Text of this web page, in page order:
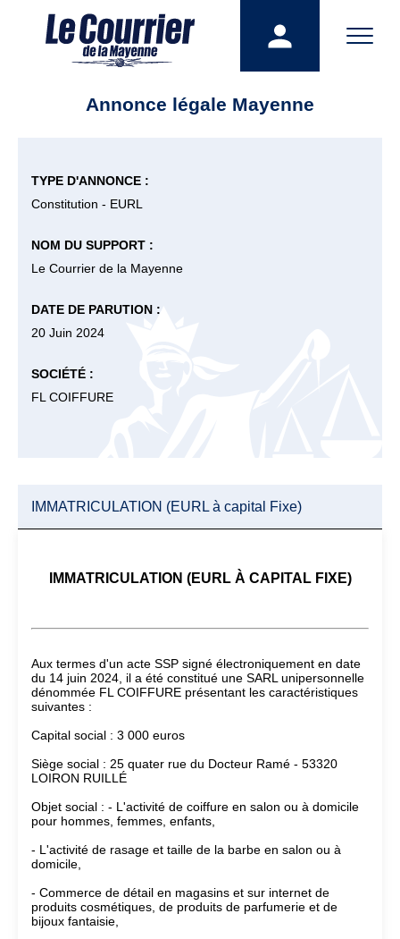
Annonce légale Mayenne
TYPE D'ANNONCE :
Constitution - EURL
NOM DU SUPPORT :
Le Courrier de la Mayenne
DATE DE PARUTION :
20 Juin 2024
SOCIÉTÉ :
FL COIFFURE
IMMATRICULATION (EURL à capital Fixe)
IMMATRICULATION (EURL À CAPITAL FIXE)
Aux termes d'un acte SSP signé électroniquement en date
du 14 juin 2024, il a été constitué une SARL unipersonnelle
dénommée FL COIFFURE présentant les caractéristiques
suivantes :
Capital social : 3 000 euros
Siège social : 25 quater rue du Docteur Ramé - 53320
LOIRON RUILLÉ
Objet social : - L'activité de coiffure en salon ou à domicile
pour hommes, femmes, enfants,
- L'activité de rasage et taille de la barbe en salon ou à
domicile,
- Commerce de détail en magasins et sur internet de
produits cosmétiques, de produits de parfumerie et de
bijoux fantaisie,